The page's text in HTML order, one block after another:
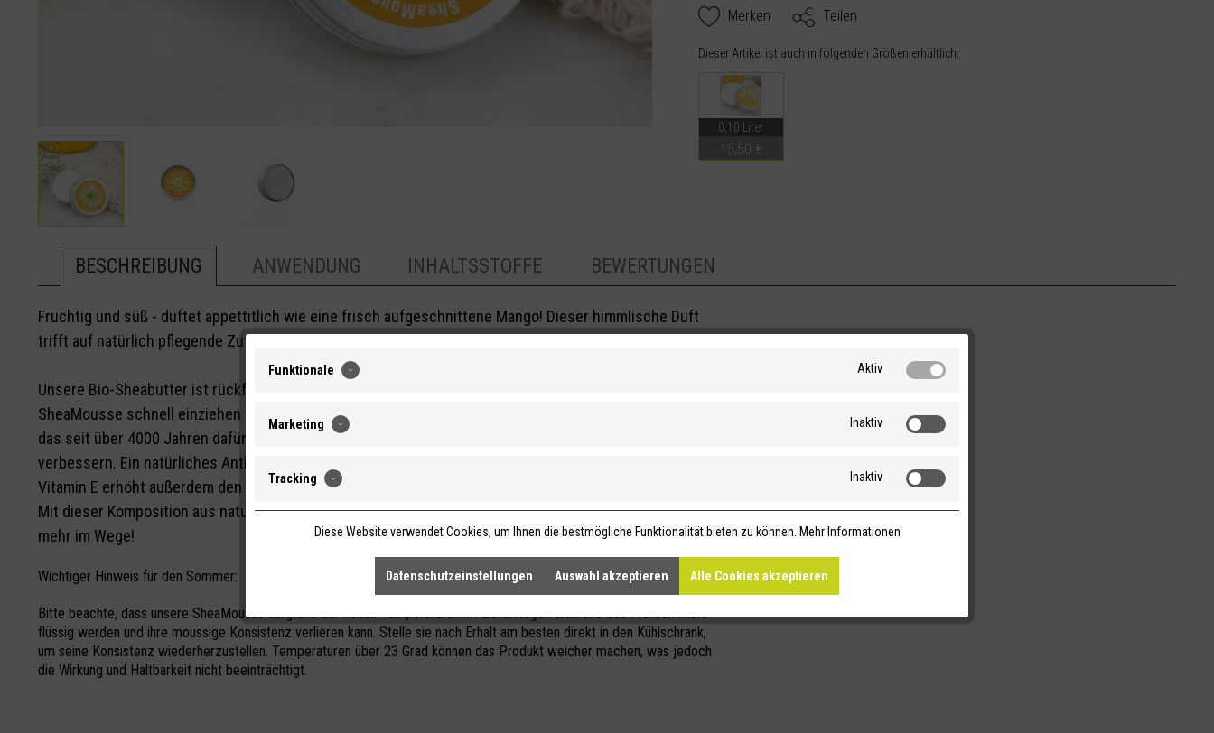
Merken Teilen
Dieser Artikel ist auch in folgenden Größen erhältlich:
0,10 Liter
15,50 €
BESCHREIBUNG ANWENDUNG INHALTSSTOFFE BEWERTUNGEN
Fruchtig und süß - duftet appettitlich wie eine frisch aufgeschnittene Mango! Dieser himmlische Duft
trifft auf natürlich pflegende Zutaten.
Unsere Bio-Sheabutter ist rückfettend und balanciert die Feuchtigkeit der Haut. Reiskeimöl lässt die
SheaMousse schnell einziehen und beruhigt sensible Haut. Abgerundet wird die Mousse von Mandelöl,
das seit über 4000 Jahren dafür bekannt ist, die Haut geschmeidig zu machen und ihre Elastizität zu
verbessern. Ein natürliches Anti-Aging-Mittel aus dem Fundus der Natur! Feuchtigkeitsspendendes
Vitamin E erhöht außerdem den Hautschutz.
Mit dieser Komposition aus naturbelassenen Ölen und Fetten steht gepflegter, samtiger Haut nichts
mehr im Wege!
Wichtiger Hinweis für den Sommer:
Bitte beachte, dass unsere SheaMousse aufgrund der hohen Temperaturen im Lieferwagen während des Frühsommers
flüssig werden und ihre moussige Konsistenz verlieren kann. Stelle sie nach Erhalt am besten direkt in den Kühlschrank,
um seine Konsistenz wiederherzustellen. Temperaturen über 23 Grad können das Produkt weicher machen, was jedoch
die Wirkung und Haltbarkeit nicht beeinträchtigt.
Funktionale Aktiv
Marketing Inaktiv
Tracking Inaktiv
Diese Website verwendet Cookies, um Ihnen die bestmögliche Funktionalität bieten zu können. Mehr Informationen
Datenschutzeinstellungen Auswahl akzeptieren Alle Cookies akzeptieren